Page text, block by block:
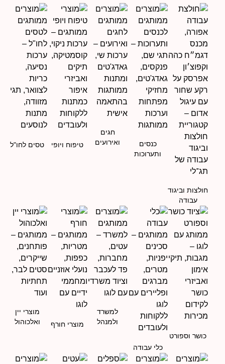
חולצות וביגוד
עבודה
כנסים
ותערוכות
חגים
ואירועים
טיפוח ויופי טסים לחו"ל
כושר וספורט
כלי עבודה
למשרד
ולמנהל
מוצרי חורף
מוצרי יין
ואלכוהול